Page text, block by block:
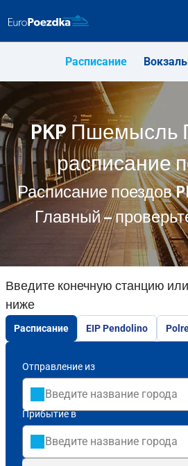
Расписание
PKP Пшемысль
расписание
Расписание поездов
Главный –
Введите конечную станцию
ниже
Расписание EIP Pendolino
Отправление из
Прибытие в